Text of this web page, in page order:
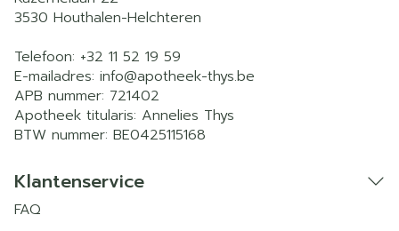
3530 Houthalen-Helchteren
Telefoon: +32 11 52 19 59
E-mailadres: info@apotheek-thys.be
APB nummer: 721402
Apotheek titularis: Annelies Thys
BTW nummer: BE0425115168
Klantenservice
FAQ